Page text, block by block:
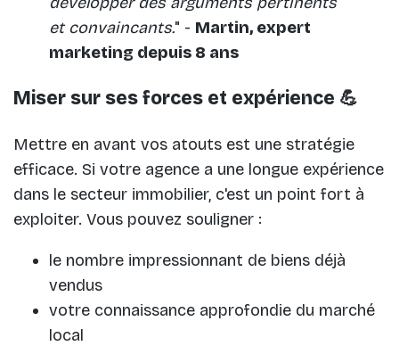
et convaincants." - Martin, expert
marketing depuis 8 ans
Miser sur ses forces et expérience 💪
Mettre en avant vos atouts est une stratégie
efficace. Si votre agence a une longue expérience
dans le secteur immobilier, c'est un point fort à
exploiter. Vous pouvez souligner :
le nombre impressionnant de biens déjà
vendus
votre connaissance approfondie du marché
local